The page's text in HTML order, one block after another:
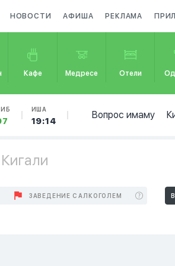
НОВОСТИ АФИША РЕКЛАМА
Кафе Медресе Отели
ИША
19:14
Вопрос имаму
ЗАВЕДЕНИЕ С АЛКОГОЛЕМ